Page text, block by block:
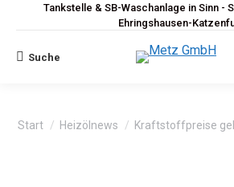
Tankstelle & SB-Waschanlage in Sinn -
Ehringshausen-
Search:
Suche
Sie befinden sich hier:
Start Heizölnews Kraftstoffpreise